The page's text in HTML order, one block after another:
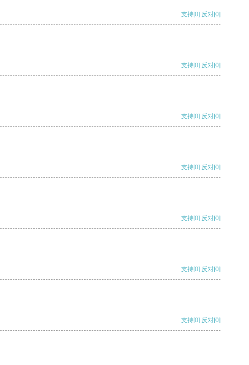
支持[0] 反对[0]
支持[0] 反对[0]
支持[0] 反对[0]
支持[0] 反对[0]
支持[0] 反对[0]
支持[0] 反对[0]
支持[0] 反对[0]